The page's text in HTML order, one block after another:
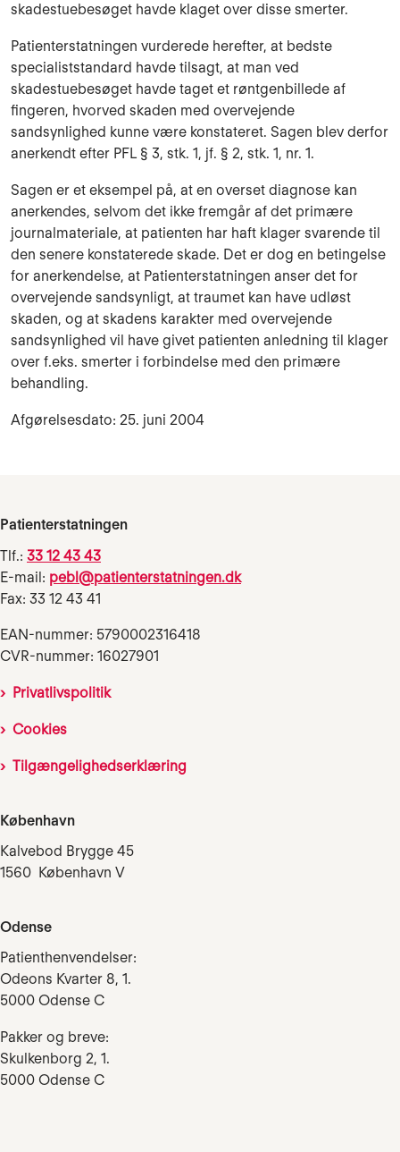
skadestuebesøget havde klaget over disse smerter.
Patienterstatningen vurderede herefter, at bedste
specialiststandard havde tilsagt, at man ved
skadestuebesøget havde taget et røntgenbillede af
fingeren, hvorved skaden med overvejende
sandsynlighed kunne være konstateret. Sagen blev derfor
anerkendt efter PFL § 3, stk. 1, jf. § 2, stk. 1, nr. 1.
Sagen er et eksempel på, at en overset diagnose kan
anerkendes, selvom det ikke fremgår af det primære
journalmateriale, at patienten har haft klager svarende til
den senere konstaterede skade. Det er dog en betingelse
for anerkendelse, at Patienterstatningen anser det for
overvejende sandsynligt, at traumet kan have udløst
skaden, og at skadens karakter med overvejende
sandsynlighed vil have givet patienten anledning til klager
over f.eks. smerter i forbindelse med den primære
behandling.
Afgørelsesdato: 25. juni 2004
Patienterstatningen
Tlf.: 33 12 43 43
E-mail: pebl@patienterstatningen.dk
Fax: 33 12 43 41
EAN-nummer: 5790002316418
CVR-nummer: 16027901
Privatlivspolitik
Cookies
Tilgængelighedserklæring
København
Kalvebod Brygge 45
1560 København V
Odense
Patienthenvendelser:
Odeons Kvarter 8, 1.
5000 Odense C
Pakker og breve:
Skulkenborg 2, 1.
5000 Odense C